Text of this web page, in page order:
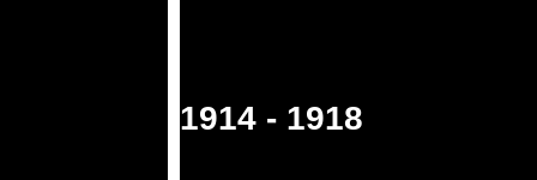
1914 - 1918